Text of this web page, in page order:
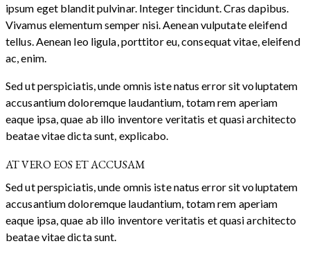
ipsum eget blandit pulvinar. Integer tincidunt. Cras dapibus.
Vivamus elementum semper nisi. Aenean vulputate eleifend
tellus. Aenean leo ligula, porttitor eu, consequat vitae, eleifend
ac, enim.
Sed ut perspiciatis, unde omnis iste natus error sit voluptatem
accusantium doloremque laudantium, totam rem aperiam
eaque ipsa, quae ab illo inventore veritatis et quasi architecto
beatae vitae dicta sunt, explicabo.
AT VERO EOS ET ACCUSAM
Sed ut perspiciatis, unde omnis iste natus error sit voluptatem
accusantium doloremque laudantium, totam rem aperiam
eaque ipsa, quae ab illo inventore veritatis et quasi architecto
beatae vitae dicta sunt.